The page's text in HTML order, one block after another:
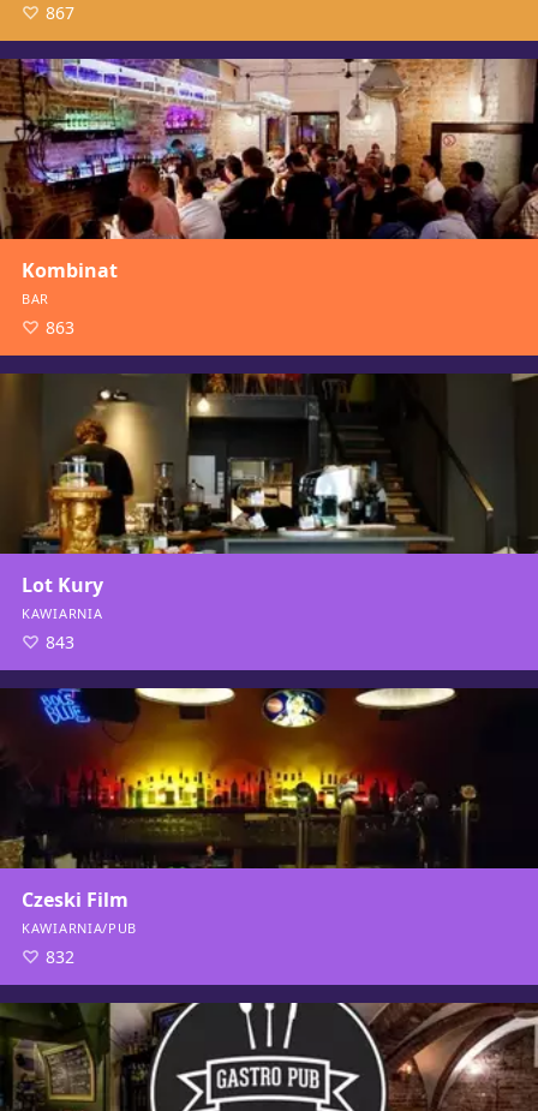
867
Kombinat
BAR
863
Lot Kury
KAWIARNIA
843
Czeski Film
KAWIARNIA/PUB
832